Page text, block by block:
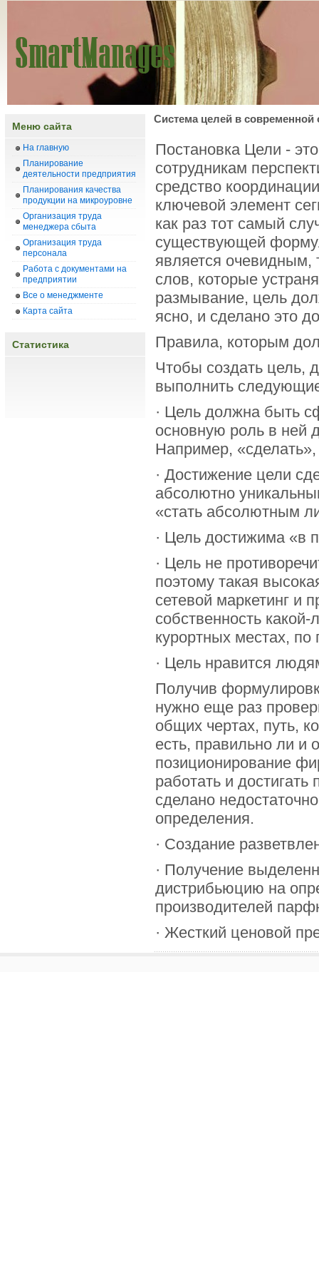
Меню сайта
На главную
Планирование
деятельности предприятия
Планирования качества
продукции на микроуровне
Организация труда
менеджера сбыта
Организация труда
персонала
Работа с документами на
предприятии
Все о менеджменте
Карта сайта
Статистика
Система целей в современной
Постановка Цели -
сотрудникам
средство
ключевой элемент
как раз тот самый
существующей
является очевидным,
слов, которые
размывание, цель
ясно, и сделано это
Правила, которым
Чтобы создать цель,
выполнить
· Цель должна быть
основную роль в ней
Например, «сделать»,
· Достижение цели
абсолютно
«стать абсолютным
· Цель достижима «в
· Цель не
поэтому такая
сетевой маркетинг и
собственность
курортных местах,
· Цель нравится
Получив
нужно еще раз
общих чертах, путь,
есть, правильно ли и
позиционирование
работать и
сделано
определения.
· Создание
· Получение
дистрибьюцию на
производителей
· Жесткий ценовой